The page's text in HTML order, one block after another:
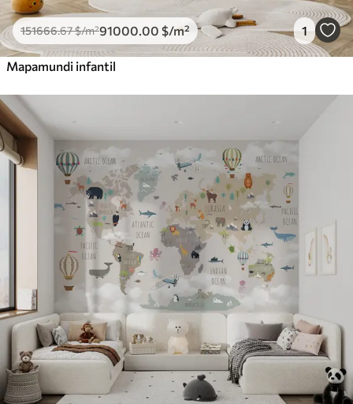
151666.67$/m²91000 .00 $/m² 1
Mapamundi infantil